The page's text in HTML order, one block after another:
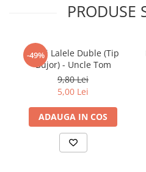
PRODUSE
-49%
Bulbi Lalele Duble (Tip
Bujor) - Uncle Tom
9,80 Lei
5,00 Lei
ADAUGA IN COS